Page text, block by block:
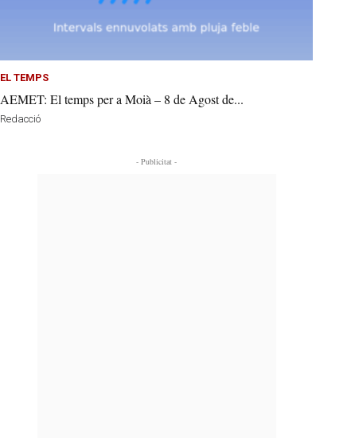
EL TEMPS
AEMET: El temps per a Moià – 8 de Agost de...
Redacció
- Publicitat -